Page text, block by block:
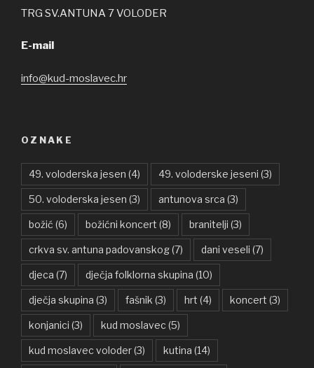
TRG SV.ANTUNA 7 VOLODER
E-mail
info@kud-moslavec.hr
OZNAKE
49. voloderska jesen (4) 49. voloderske jeseni (3)
50. voloderska jesen (3) antunova srca (3)
božić (6) božićni koncert (8) branitelji (3)
crkva sv. antuna padovanskog(7) dani veseli (7)
djeca (7) dječja folklorna skupina (10)
dječja skupina (3) fašnik (3) hrt (4) koncert (3)
konjanici (3) kud moslavec (5)
kud moslavec voloder(3) kutina (14)